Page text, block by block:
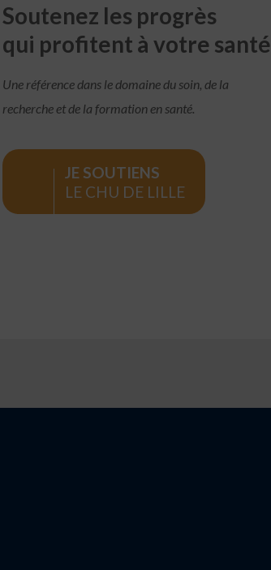
Soutenez les progrès
qui profitent à votre santé
Une référence dans le domaine du soin, de la
recherche et de la formation en santé.
JE SOUTIENS
LE CHU DE LILLE